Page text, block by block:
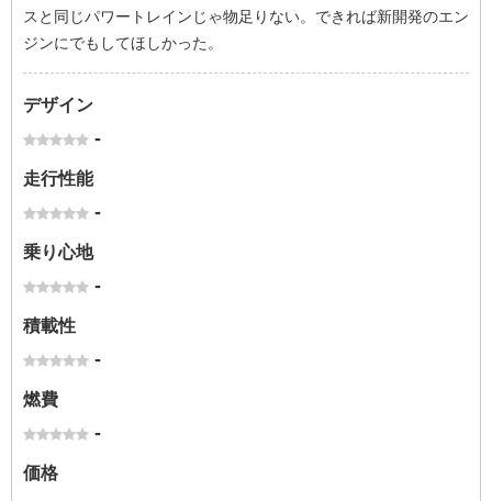
スと同じパワートレインじゃ物足りない。できれば新開発のエン
ジンにでもしてほしかった。
デザイン
-
走行性能
-
乗り心地
-
積載性
-
燃費
-
価格